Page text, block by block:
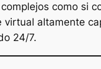
como si
virtual altamente
24/7.